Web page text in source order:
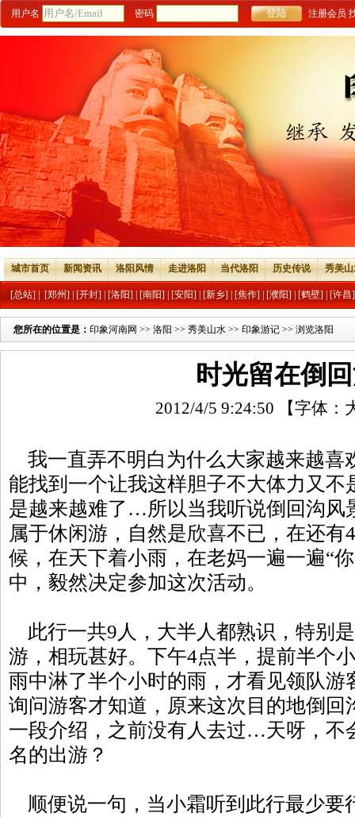
用户名 密码 注册会员
城市首页 新闻资讯 洛阳风情 走进洛阳 当代洛阳 历史传说 秀美
[总站] [郑州] [开封] [洛阳] [南阳] [安阳] [新乡] [焦作] [濮阳] [鹤壁] [许昌]
您所在的位置是： 印象河南网 >> 洛阳 >> 秀美山水 >> 印象游记 >> 浏览洛阳
时光留在倒
2012/4/5 9:24:50 【字体：
我一直弄不明白为什么大家越来越喜
能找到一个让我这样胆子不大体力又不
是越来越难了…所以当我听说倒回沟风
属于休闲游，自然是欣喜不已，在还有
候，在天下着小雨，在老妈一遍一遍“
中，毅然决定参加这次活动。
此行一共9人，大半人都熟识，特别
游，相玩甚好。下午4点半，提前半个
雨中淋了半个小时的雨，才看见领队游
询问游客才知道，原来这次目的地倒回
一段介绍，之前没有人去过…天呀，不
名的出游？
顺便说一句，当小霜听到此行最少要